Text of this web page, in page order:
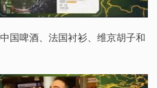
国啤酒、法国衬衫、维京胡子和